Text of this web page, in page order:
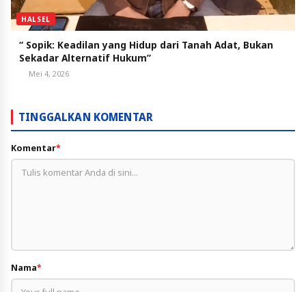
HALSEL
“ Sopik: Keadilan yang Hidup dari Tanah Adat, Bukan
Sekadar Alternatif Hukum”
Mei 4, 2026
TINGGALKAN KOMENTAR
Komentar*
Nama*